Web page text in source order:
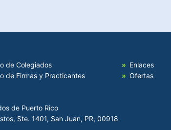
de Colegiados
de Firmas y Practicantes
Enlaces
Ofertas
de Puerto Rico
Ste. 1401, San Juan, PR, 00918